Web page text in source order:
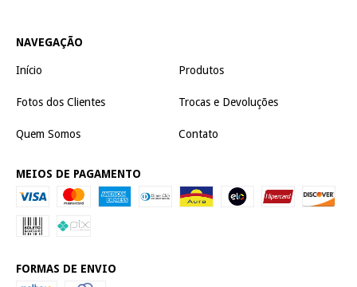
NAVEGAÇÃO
Início Produtos
Fotos dos Clientes Trocas e Devoluções
Quem Somos Contato
MEIOS DE PAGAMENTO
FORMAS DE ENVIO